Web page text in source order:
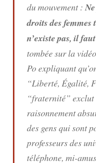
du mouvement :
droits des
n’existe pas, il
tombée sur la
Po expliquant
“Liberté, Égalité,
“fraternité” exclut
raisonnement
des gens qui sont
professeurs des
téléphone, mi-